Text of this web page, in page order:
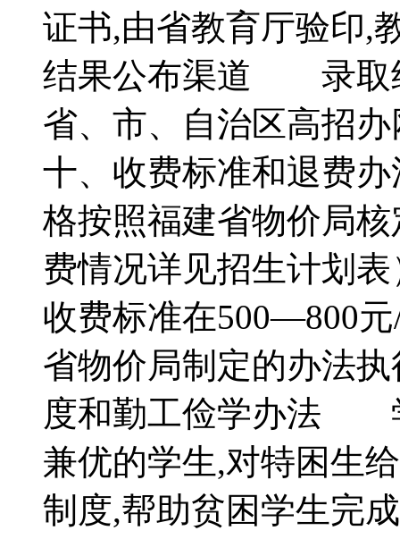
证书,由省教育厅验
结果公布渠道 录取
省、市、自治区高
十、收费标准和退费
格按照福建省物价局
费情况详见招生计划
收费标准在500—800
省物价局制定的办法
度和勤工俭学办法
兼优的学生,对特困生
制度,帮助贫困学生完